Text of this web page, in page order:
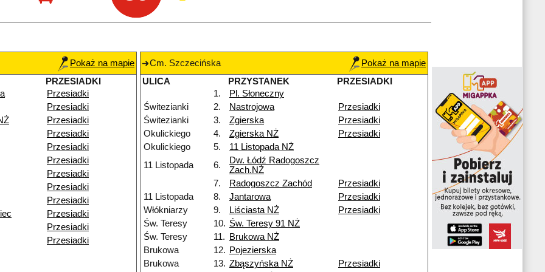
Pokaż na mapie
PRZESIADKI
Przesiadki
Przesiadki
Przesiadki
Przesiadki
Przesiadki
Przesiadki
Przesiadki
Przesiadki
Przesiadki
Przesiadki
Przesiadki
Przesiadki
Cm. Szczecińska
Pokaż na mapie
ULICA
PRZYSTANEK
PRZESIADKI
1.
Pl. Słoneczny
Świtezianki
2. Nastrojowa
Przesiadki
Świtezianki
3. Zgierska
Przesiadki
Okulickiego
4. Zgierska NŻ
Przesiadki
Okulickiego
5.
11 Listopada NŻ
11 Listopada
6.
Dw. Łódź Radogoszcz
Zach.NŻ
7.
Radogoszcz Zachód
Przesiadki
11 Listopada
8. Jantarowa
Przesiadki
Włókniarzy
9. Liściasta NŻ
Przesiadki
Św. Teresy
10. Św. Teresy 91 NŻ
Św. Teresy
11.
Brukowa NŻ
Brukowa
12. Pojezierska
Brukowa
13. Zbąszyńska NŻ Przesiadki